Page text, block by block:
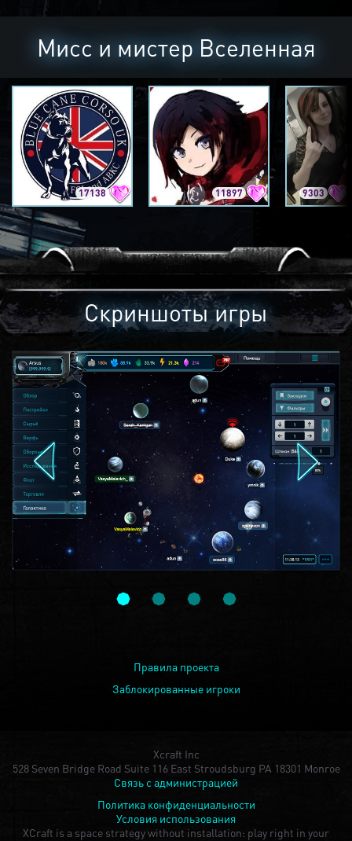
Мисс и мистер Вселенная
17138 11897 9303
Скриншоты игры
Правила проекта
Заблокированные игроки
Xcraft Inc
528 Seven Bridge Road Suite 116 East Stroudsburg PA 18301 Monroe
Связь с администрацией
Политика конфиденциальности
Условия использования
XCraft is a space strategy without installation: play right in your